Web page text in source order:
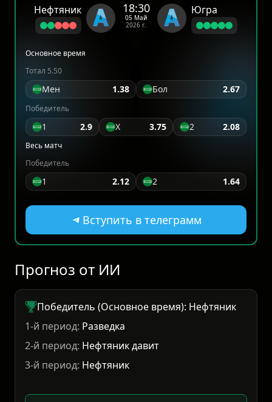
Нефтяник 18:30
05 Май
2026 г.
Югра
Основное время
Тотал 5.50
Мен 1.38 Бол 2.67
Победитель
1 2.9 X 3.75 2 2.08
Весь матч
Победитель
1 2.12 2 1.64
Вступить в телеграмм
Прогноз от ИИ
Победитель (Основное время): Нефтяник
1-й период: Разведка
2-й период: Нефтяник давит
3-й период: Нефтяник